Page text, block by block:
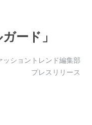
ード」
ッショントレンド編集部
プレスリリース